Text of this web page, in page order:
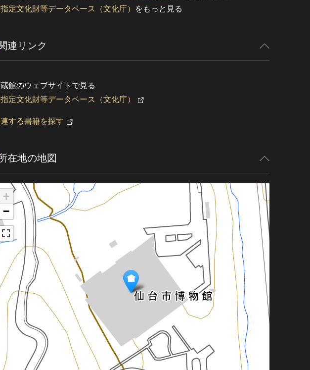
定文化財等データベース（文化庁）
をもっと見る
連リンク
館のウェブサイトで見る
定文化財等データベース（文化庁）
する書籍を探す
在地の地図
+
−